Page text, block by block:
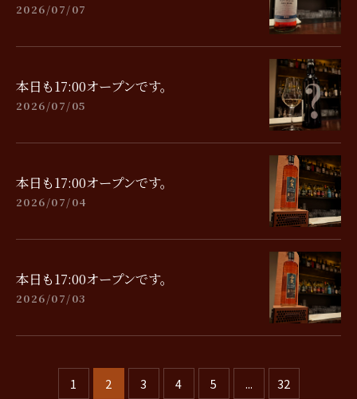
2026/07/07
本日も17:00オープンです。
2026/07/05
本日も17:00オープンです。
2026/07/04
本日も17:00オープンです。
2026/07/03
1 2 3 4 5 ... 32